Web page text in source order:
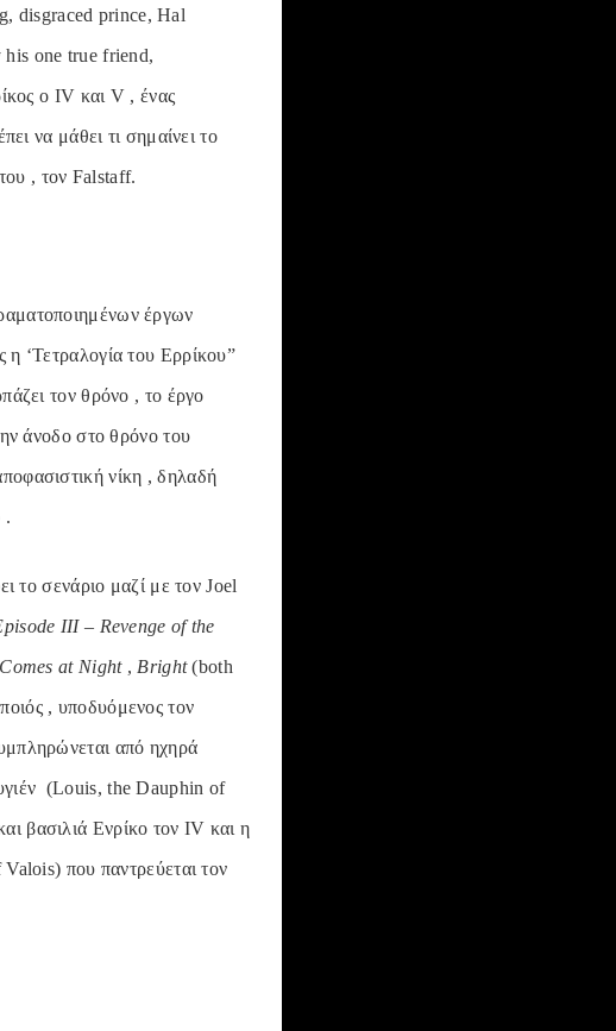
disgraced prince, Hal
one true friend,
ο IV και V , ένας
να μάθει τι σημαίνει το
, τον Falstaff.
έργων
‘Τετραλογία του Ερρίκου”
τον θρόνο , το έργο
άνοδο στο θρόνο του
νίκη , δηλαδή
.
σενάριο μαζί με τον Joel
III – Revenge of the
at Night , Bright(both
, υποδυόμενος τον
από ηχηρά
(Louis, the Dauphin of
βασιλιά Ενρίκο τον IV και η
που παντρεύεται τον